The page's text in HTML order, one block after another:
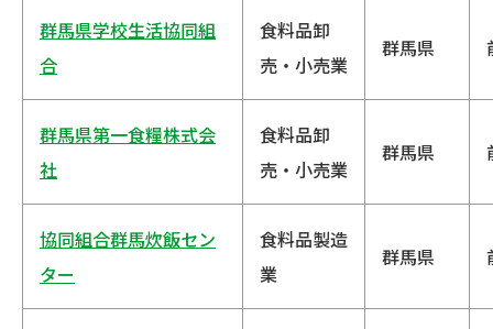
群馬県学校生活協同組
合
食料品卸
売・小売業
群馬県
群馬県第一食糧株式会
社
食料品卸
売・小売業
群馬県
協同組合群馬炊飯セン
ター
食料品製造
業
群馬県